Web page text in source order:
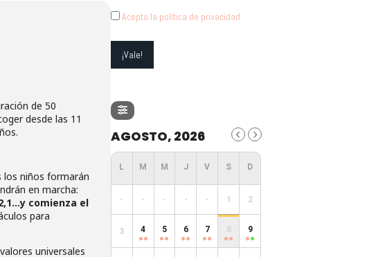
de 50
desde las 11
niños formarán
en marcha:
comienza el
para
universales
Acepto la política de privacidad
AGOSTO, 2026
- - - - - 1 2
3 4 5 6 7 8 9